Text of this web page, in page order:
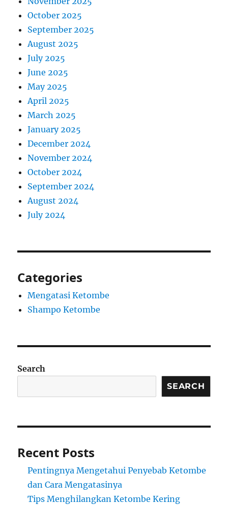
October 2025
September 2025
August 2025
July 2025
June 2025
May 2025
April 2025
March 2025
January 2025
December 2024
November 2024
October 2024
September 2024
August 2024
July 2024
Categories
Mengatasi Ketombe
Shampo Ketombe
Search
SEARCH
Recent Posts
Pentingnya Mengetahui Penyebab Ketombe
dan Cara Mengatasinya
Tips Menghilangkan Ketombe Kering